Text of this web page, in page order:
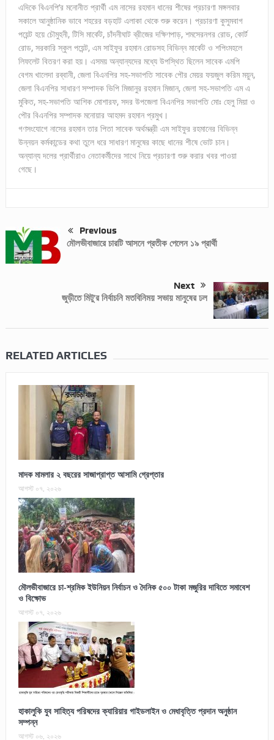
এদিকে বিএনপি’র মনোনীত প্রার্থী এম নাসের রহমান ধানের শীষের প্রচারণা মঙ্গলবার
সকালে আনুষ্ঠানিক ভাবে শহরের বড়হাট এলাকা থেকে শুরু করেন। প্রচারণা কুসুমবাগ
পয়েন্ট হয়ে চৌমুহনী, টিসি মার্কেট, চাঁদনীঘাট ব্রীজের দক্ষিণপাড়, শমসেরনগর রোড, কোর্ট
রোড, সরকারি স্কুল পয়েন্ট, এম সাইফুর রহমান রোডসহ বিভিন্ন মার্কেট ও শপিংমহলে
লিফলেট বিতরণ করা হয়। এসময় অন্যান্যদের মধ্যে উপস্থিত ছিলেন সাবেক এমপি
বেগম খালেদা রব্বানী, জেলা বিএনপির সহ-সভাপতি সাবেক পৌর মেয়র ফয়জুল করিম ময়ুন,
জেলা বিএনপির সাধারণ সম্পাদক ভিপি মিজানুর রহমান মিজান, জেলা সহ-সভাপতি এম এ
মুকিত, সহ-সভাপতি আশিক মোশারফ, সদর উপজেলা বিএনপির সভাপতি মোঃ হেলু মিয়া ও
পৌর বিএনপির সম্পাদক মনোয়ার আহমদ রহমান প্রমুখ।
গণসংযোগে নাসের রহমান তার পিতা সাবেক অর্থমন্ত্রী এম সাইফুর রহমানের বিভিন্ন
উন্নয়ন কর্মকান্ডের কথা তুলে ধরে সাধারণ মানুষের কাছে ধানের শীষে ভোট চান।
অন্যান্য দলের প্রার্থীরাও নেতাকর্মীদের সাথে নিয়ে প্রচারণা শুরু করার খবর পাওয়া
গেছে।
Previous
মৌলভীবাজারে চারটি আসনে প্রতীক পেলেন ১৯ প্রার্থী
Next
জুড়ীতে মিটু’র নির্বাচনি মতবিনিময় সভায় মানুষের ঢল
RELATED ARTICLES
মাদক মামলার ২ বছরের সাজাপ্রাপ্ত আসামি গ্রেপ্তার
আগস্ট ০৭, ২০২৬
মৌলভীবাজারে চা-শ্রমিক ইউনিয়ন নির্বাচন ও দৈনিক ৫০০ টাকা মজুরির দাবিতে সমাবেশ
ও বিক্ষোভ
আগস্ট ০৭, ২০২৬
হাকালুকি যুব সাহিত্য পরিষদের ক্যারিয়ার গাইডলাইন ও মেধাবৃত্তি প্রদান অনুষ্ঠান
সম্পন্ন
আগস্ট ০৬, ২০২৬